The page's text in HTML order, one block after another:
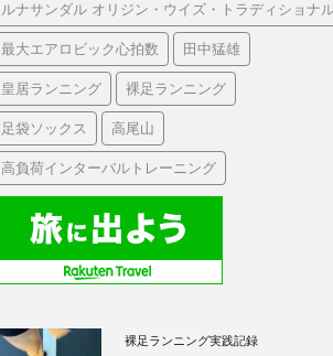
ルナサンダル オリジン・ウイズ・トラディショナ
最大エアロビック心拍数 田中猛雄
皇居ランニング 裸足ランニング
足袋ソックス 高尾山
高負荷インターバルトレーニング
裸足ランニング実践記録